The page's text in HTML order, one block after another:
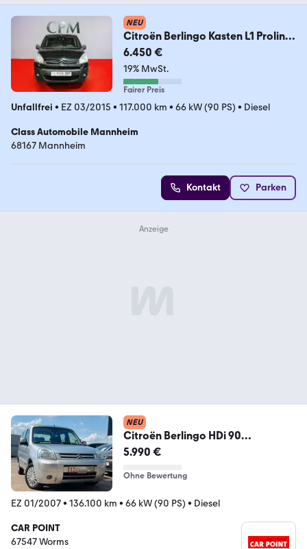
NEU
Citroën Berlingo Kasten L1 Proline
1HD KLIMA PDC 8FACH
6.450 €
19% MwSt.
Fairer Preis
Unfallfrei • EZ 03/2015 • 117.000 km • 66 kW (90 PS) • Diesel
Class Automobile Mannheim
68167 Mannheim
Kontakt Parken
NEU
Citroën Berlingo HDi 90
MultispacePlus *1.HAND*
5.990 €
Ohne Bewertung
EZ 01/2007• 136.100 km • 66 kW (90 PS) • Diesel
CAR POINT
67547 Worms